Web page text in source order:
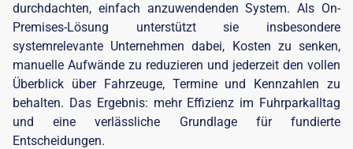
durchdachten, einfach anzuwendenden System. Als On-
Premises-Lösung unterstützt sie insbesondere
systemrelevante Unternehmen dabei, Kosten zu senken,
manuelle Aufwände zu reduzieren und jederzeit den vollen
Überblick über Fahrzeuge, Termine und Kennzahlen zu
behalten. Das Ergebnis: mehr Effizienz im Fuhrparkalltag
und eine verlässliche Grundlage für fundierte
Entscheidungen.